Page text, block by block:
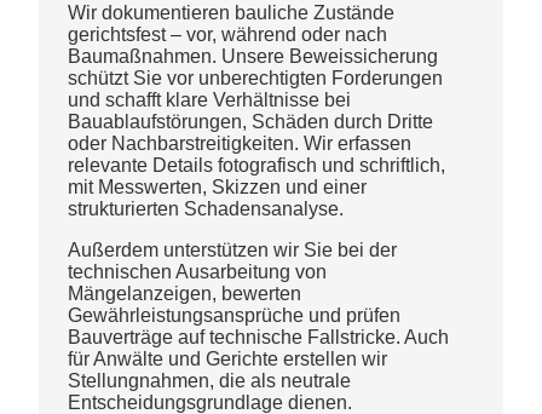
Wir dokumentieren bauliche Zustände
gerichtsfest – vor, während oder nach
Baumaßnahmen. Unsere Beweissicherung
schützt Sie vor unberechtigten Forderungen
und schafft klare Verhältnisse bei
Bauablaufstörungen, Schäden durch Dritte
oder Nachbarstreitigkeiten. Wir erfassen
relevante Details fotografisch und schriftlich,
mit Messwerten, Skizzen und einer
strukturierten Schadensanalyse.
Außerdem unterstützen wir Sie bei der
technischen Ausarbeitung von
Mängelanzeigen, bewerten
Gewährleistungsansprüche und prüfen
Bauverträge auf technische Fallstricke. Auch
für Anwälte und Gerichte erstellen wir
Stellungnahmen, die als neutrale
Entscheidungsgrundlage dienen.